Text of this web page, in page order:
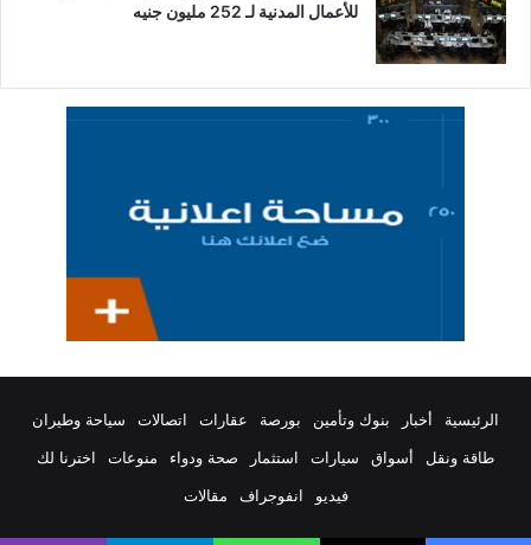
للأعمال المدنية لـ 252 مليون جنيه
الرئيسية أخبار بنوك وتأمين بورصة عقارات اتصالات
سياحة وطيران
طاقة ونقل
أسواق سيارات استثمار صحة ودواء منوعات
اخترنا لك
فيديو
انفوجراف مقالات